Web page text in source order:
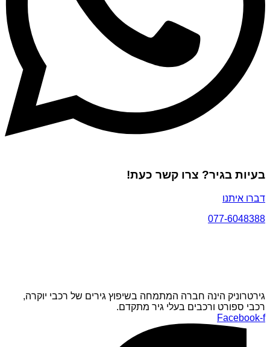
בעיות בגיר? צרו קשר כעת!
דברו איתנו
077-6048388
גירטרוניק הינה חברה המתמחה בשיפוץ גירים של רכבי יוקרה,
רכבי ספורט ורכבים בעלי גיר מתקדם.
Facebook-f